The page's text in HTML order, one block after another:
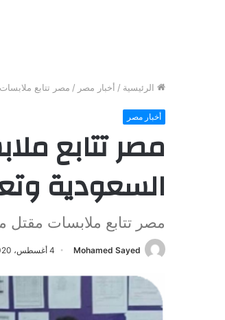
الرئيسية / أخبار مصر / مصر تتابع
أخبار مصر
مصر تتابع
السعودية
مصر تتابع ملابسات مقتل
Mohamed Sayed 4 أغسطس، 2020